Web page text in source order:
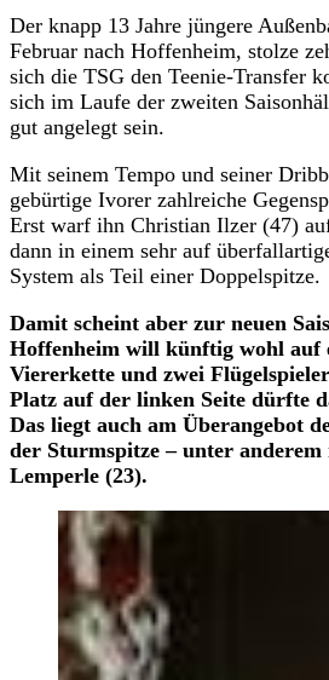
Der knapp 13 Jahre jüngere
Februar nach Hoffenheim, stolze
sich die TSG den Teenie-Transfer
sich im Laufe der zweiten
gut angelegt sein.
Mit seinem Tempo und seiner
gebürtige Ivorer zahlreiche
Erst warf ihn Christian Ilzer (47)
dann in einem sehr auf
System als Teil einer Doppelspitze.
Damit scheint aber zur neuen
Hoffenheim will künftig wohl auf
Viererkette und zwei
Platz auf der linken Seite dürfte
Das liegt auch am Überangebot
der Sturmspitze – unter
Lemperle (23).